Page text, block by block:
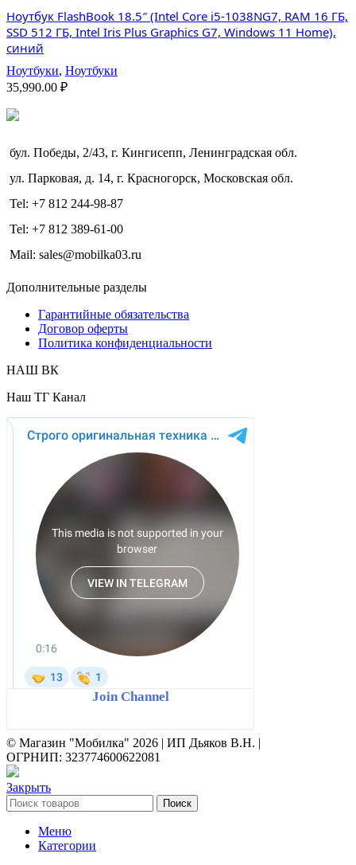
Ноутбук FlashBook 18.5″ (Intel Core i5-1038NG7, RAM 16 ГБ,
SSD 512 ГБ, Intel Iris Plus Graphics G7, Windows 11 Home),
синий
Ноутбуки, Ноутбуки
35,990.00 ₽
бул. Победы, 2/43, г. Кингисепп, Ленинградская обл.
ул. Парковая, д. 14, г. Красногорск, Московская обл.
Tel: +7 812 244-98-87
Tel: +7 812 389-61-00
Mail: sales@mobilka03.ru
Дополнительные разделы
Гарантийные обязательства
Договор оферты
Политика конфиденциальности
НАШ ВК
Наш ТГ Канал
Join Channel
© Магазин "Мобилка" 2026 | ИП Дьяков В.Н. |
ОГРНИП: 323774600622081
Закрыть
Поиск
Меню
Категории